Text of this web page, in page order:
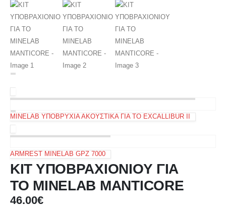
MINELAB ΥΠΟΒΡΥΧΙΑ ΑΚΟΥΣΤΙΚΑ ΓΙΑ ΤΟ EXCALLIBUR II
ARMREST MINELAB GPZ 7000
ΚΙΤ ΥΠΟΒΡΑΧΙΟΝΙΟΥ ΓΙΑ
ΤΟ MINELAB MANTICORE
46.00€